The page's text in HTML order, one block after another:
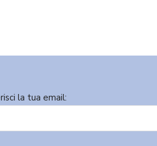
la tua email: